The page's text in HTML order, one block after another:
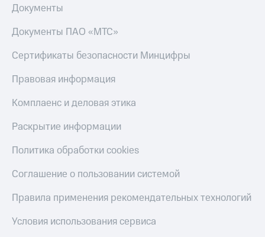
Документы
Документы ПАО «МТС»
Сертификаты безопасности Минцифры
Правовая информация
Комплаенс и деловая этика
Раскрытие информации
Политика обработки cookies
Соглашение о пользовании системой
Правила применения рекомендательных технологий
Условия использования сервиса